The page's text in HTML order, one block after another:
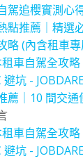
駕追櫻實測心
點推薦｜精選
略 (內含租車
車自駕全攻
坑 -
薦｜10 間交
車自駕全攻
坑 -